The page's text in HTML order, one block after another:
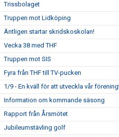
Trissbolaget
Truppen mot Lidköping
Äntligen startar skridskoskolan!
Vecka 38 med THF
Truppen mot SIS
Fyra från THF till TV-pucken
1/9 - En kväll för att utveckla vår
Information om kommande säsong
Rapport från Årsmötet
Jubileumstävling golf